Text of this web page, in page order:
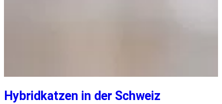
Hybridkatzen in der Schweiz